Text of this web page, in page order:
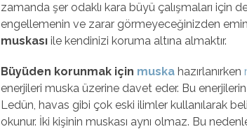
zamanda şer odaklı kara büyü çalışmaları için
engellemenin ve zarar görmeyeceğinizden
muskası ile kendinizi koruma altına almaktır.
Büyüden korunmak için muska hazırlanırken
enerjileri muska üzerine davet eder. Bu enerjilerin
Ledün, havas gibi çok eski ilimler kullanılarak
okunur. İki kişinin muskası aynı olmaz. Bu